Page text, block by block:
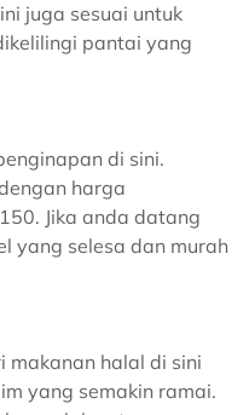
juga sesuai untuk
pantai yang
di sini.
harga
Jika anda datang
yang selesa dan murah
makanan halal di sini
yang semakin ramai.